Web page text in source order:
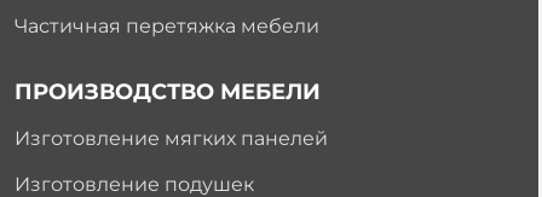
Частичная перетяжка мебели
ПРОИЗВОДСТВО МЕБЕЛИ
Изготовление мягких панелей
Изготовление подушек